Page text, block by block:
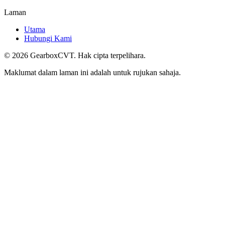
Laman
Utama
Hubungi Kami
© 2026 GearboxCVT. Hak cipta terpelihara.
Maklumat dalam laman ini adalah untuk rujukan sahaja.